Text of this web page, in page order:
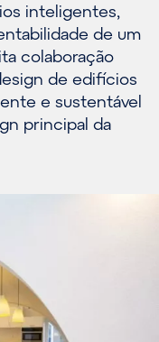
inteligentes,
de um
colaboração
de edifícios
e sustentável
principal da